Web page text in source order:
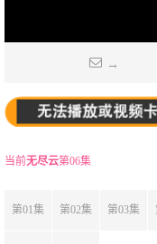
→
当前无尽云第06集
第01集 第02集 第03集